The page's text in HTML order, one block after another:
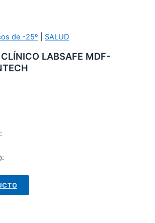
de -25º SALUD
LABSAFE MDF-